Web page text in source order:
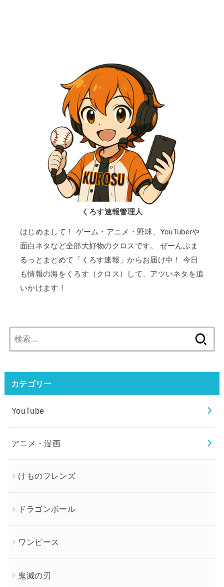
くろす速報管理人
はじめまして！ ゲーム・アニメ・野球、YouTuberや
面白ネタなど全部大好物のクロスです。 ぜーんぶま
るっとまとめて「くろす速報」からお届け中！ 今日
も情報の海をくろす（クロス）して、アツいネタを追
いかけます！
索:
カテゴリー
YouTube
アニメ・漫画
けものフレンズ
ドラゴンボール
ワンピース
鬼滅の刃